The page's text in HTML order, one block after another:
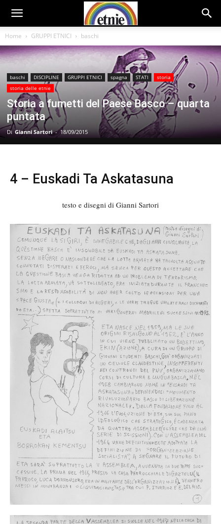
Home GRUPPI ETNICI baschi
baschi DISCIPLINE GRUPPI ETNICI spagna STATI
storia
storia delle etnie
Storia a fumetti del Paese Basco – quarta
puntata
Di Gianni Sartori - 18/09/2015
4 – Euskadi Ta Askatasuna
testo e disegni di Gianni Sartori